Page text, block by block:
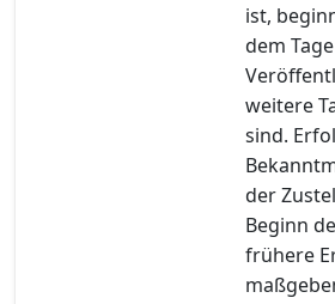
ist,
dem
weitere
sind.
der
Beginn
frühere